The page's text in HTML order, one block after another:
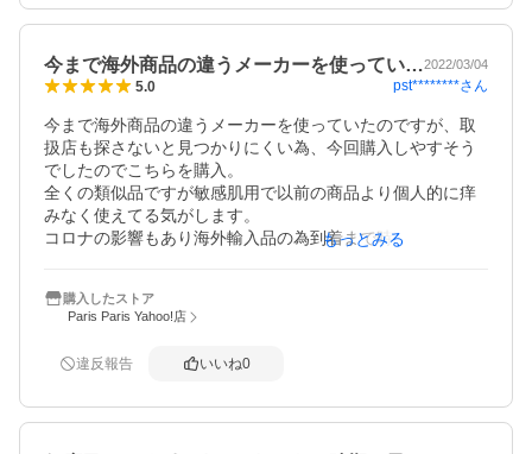
今まで海外商品の違うメーカーを使ってい…2022/03/04
5.0 pst********さん
今まで海外商品の違うメーカーを使っていたのですが、取
扱店も探さないと見つかりにくい為、今回購入しやすそう
でしたのでこちらを購入。
全くの類似品ですが敏感肌用で以前の商品より個人的に痒
みなく使えてる気がします。
コロナの影響もあり海外輸入品の為到着まで時間かかりま
もっとみる
購入したストア
Paris Paris Yahoo!店
違反報告 いいね0